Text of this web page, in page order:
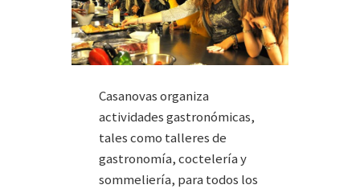
Casanovas organiza
actividades gastronómicas,
tales como talleres de
gastronomía, coctelería y
sommeliería, para todos los